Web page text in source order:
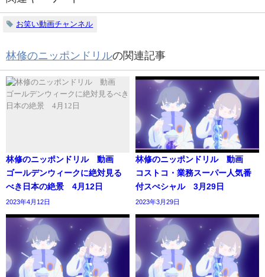
お笑い動画チャンネル
林修のニッポンドリルの関連記事
林修のニッポンドリル 動画
ゴールデンウィークに絶対見る
べき日本の絶景 4月12日
2023年4月12日
林修のニッポンドリル 動画
コストコ・業務スーパー人気番
付スぺシャル 3月29日
2023年3月29日